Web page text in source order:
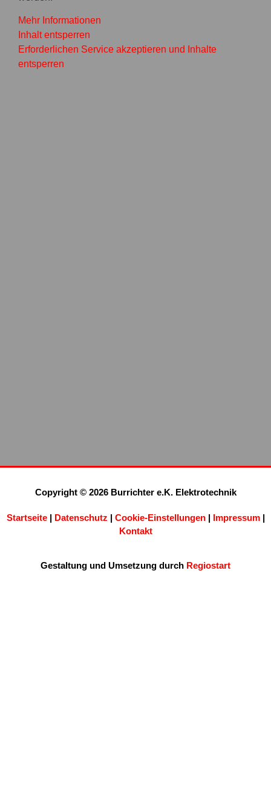
Mehr Informationen
Inhalt entsperren
Erforderlichen Service akzeptieren und Inhalte
entsperren
Copyright © 2026 Burrichter e.K. Elektrotechnik
Startseite| Datenschutz Cookie-Einstellungen| Impressum|
Kontakt
Gestaltung und Umsetzung durch Regiostart